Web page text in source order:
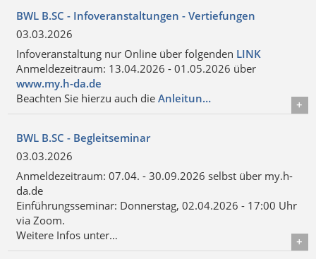
BWL B.SC - Infoveranstaltungen - Vertiefungen
03.03.2026
Infoveranstaltung nur Online über folgenden LINK
Anmeldezeitraum: 13.04.2026 - 01.05.2026 über
www.my.h-da.de
Beachten Sie hierzu auch die Anleitun…
Details
BWL B.SC - Begleitseminar
03.03.2026
Anmeldezeitraum: 07.04. - 30.09.2026 selbst über my.h-
da.de
Einführungsseminar: Donnerstag, 02.04.2026 - 17:00 Uhr
via Zoom.
Weitere Infos unter…
Details